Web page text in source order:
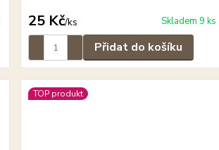
25 Kč/ks Skladem 9 ks
Přidat do košíku
TOP produkt